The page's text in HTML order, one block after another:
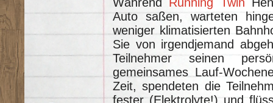
Auto saßen, warteten
weniger klimatisierten
Sie von irgendjemand
Teilnehmer seinen
gemeinsames Lauf-
Zeit, spendeten die
fester (Elektrolyte!) und